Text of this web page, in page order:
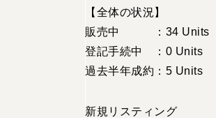
【全体の状況】
販売中 ：34 Units
登記手続中 ：0 Units
過去半年成約：5 Units
新規リスティング